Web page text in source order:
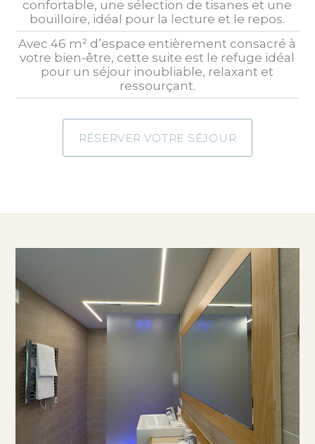
confortable, une sélection de tisanes et une
bouilloire, idéal pour la lecture et le repos.
Avec 46 m² d’espace entièrement consacré à
votre bien-être, cette suite est le refuge idéal
pour un séjour inoubliable, relaxant et
ressourçant.
RÉSERVER VOTRE SÉJOUR